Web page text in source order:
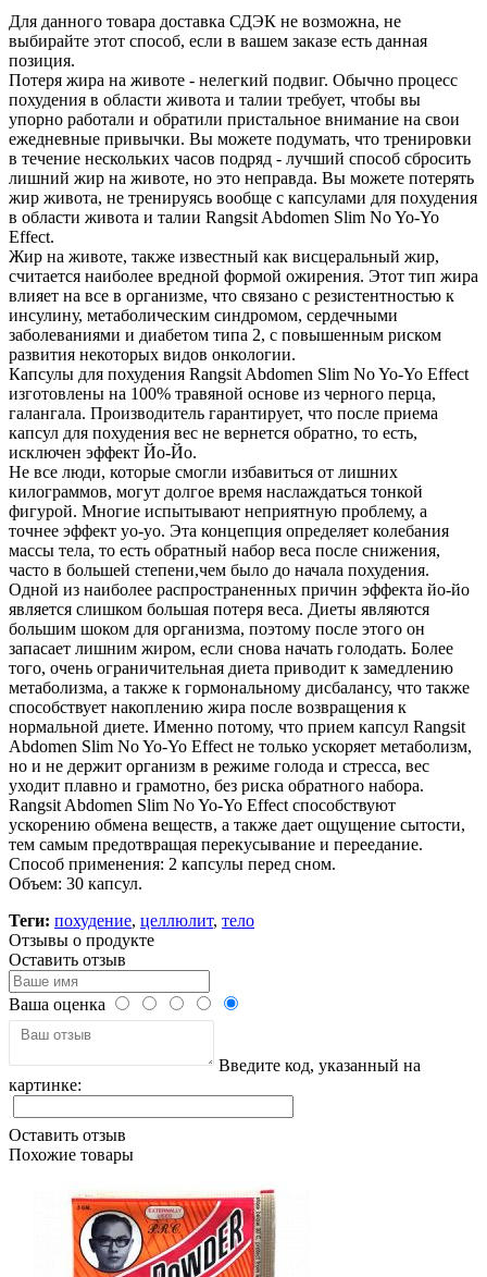
Для данного товара доставка СДЭК не возможна, не
выбирайте этот способ, если в вашем заказе есть данная
позиция.
Потеря жира на животе - нелегкий подвиг. Обычно процесс
похудения в области живота и талии требует, чтобы вы
упорно работали и обратили пристальное внимание на свои
ежедневные привычки. Вы можете подумать, что тренировки
в течение нескольких часов подряд - лучший способ сбросить
лишний жир на животе, но это неправда. Вы можете потерять
жир живота, не тренируясь вообще с капсулами для похудения
в области живота и талии Rangsit Abdomen Slim No Yo-Yo
Effect.
Жир на животе, также известный как висцеральный жир,
считается наиболее вредной формой ожирения. Этот тип жира
влияет на все в организме, что связано с резистентностью к
инсулину, метаболическим синдромом, сердечными
заболеваниями и диабетом типа 2, с повышенным риском
развития некоторых видов онкологии.
Капсулы для похудения Rangsit Abdomen Slim No Yo-Yo Effect
изготовлены на 100% травяной основе из черного перца,
галангала. Производитель гарантирует, что после приема
капсул для похудения вес не вернется обратно, то есть,
исключен эффект Йо-Йо.
Не все люди, которые смогли избавиться от лишних
килограммов, могут долгое время наслаждаться тонкой
фигурой. Многие испытывают неприятную проблему, а
точнее эффект yo-yo. Эта концепция определяет колебания
массы тела, то есть обратный набор веса после снижения,
часто в большей степени,чем было до начала похудения.
Одной из наиболее распространенных причин эффекта йо-йо
является слишком большая потеря веса. Диеты являются
большим шоком для организма, поэтому после этого он
запасает лишним жиром, если снова начать голодать. Более
того, очень ограничительная диета приводит к замедлению
метаболизма, а также к гормональному дисбалансу, что также
способствует накоплению жира после возвращения к
нормальной диете. Именно потому, что прием капсул Rangsit
Abdomen Slim No Yo-Yo Effect не только ускоряет метаболизм,
но и не держит организм в режиме голода и стресса, вес
уходит плавно и грамотно, без риска обратного набора.
Rangsit Abdomen Slim No Yo-Yo Effect способствуют
ускорению обмена веществ, а также дает ощущение сытости,
тем самым предотвращая перекусывание и переедание.
Способ применения: 2 капсулы перед сном.
Объем: 30 капсул.
Теги: похудение, целлюлит, тело
Отзывы о продукте
Оставить отзыв
Ваша оценка
Введите код, указанный на
картинке:
Оставить отзыв
Похожие товары